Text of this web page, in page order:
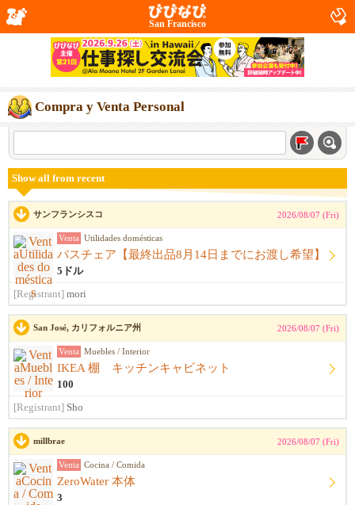
San Francisco
Compra y Venta Personal
Show all from recent
サンフランシスコ 2026/08/07 (Fri)
Venta Utilidades domésticas
バスチェア【最終出品8月14日までにお渡し希望】
5ドル
[Registrant] mori
San José, カリフォルニア州 2026/08/07 (Fri)
Venta Muebles / Interior
IKEA 棚 キッチンキャビネット
100
[Registrant] Sho
millbrae 2026/08/07 (Fri)
Venta Cocina / Comida
ZeroWater 本体
3